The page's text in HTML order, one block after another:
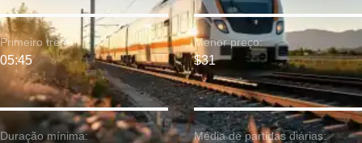
Duração mínima:
Primeiro trem:
05:45
Menor preço:
$31
Média de partidas diárias: